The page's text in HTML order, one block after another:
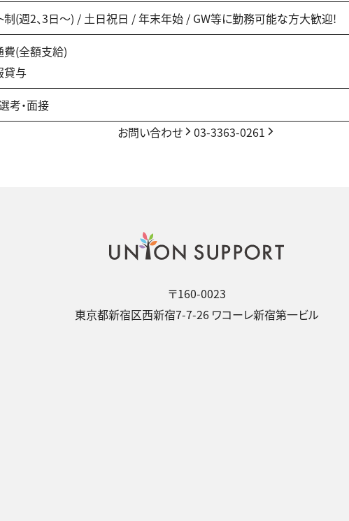
制(週2、3日〜) / 土日祝日 / 年末年始 / GW等に勤務可能な方大歓迎!
費(全額支給)
貸与
考・面接
お問い合わせ
03-3363-0261
〒160-0023
東京都新宿区西新宿7-7-26 ワコーレ新宿第一ビル